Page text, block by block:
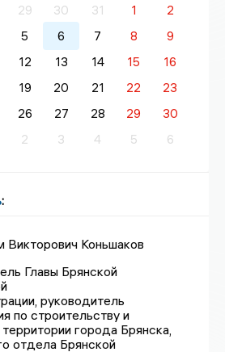
29 30 31 1
2
5 6 7 8
9
12 13 14 15
16
19 20 21 22
23
26 27 28 29
30
2 3 4 5 6
:
Викторович Коньшаков
Главы Брянской
руководитель
по строительству и
города Брянска,
отдела Брянской